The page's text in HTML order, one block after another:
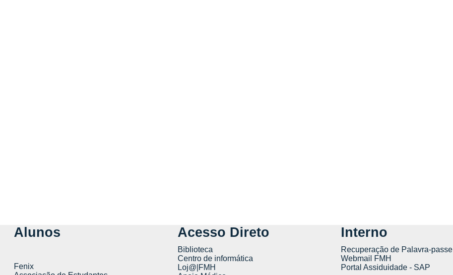
Alunos
Fenix
Acesso Direto
Biblioteca
Centro de informática
Loj@|FMH
Interno
Recuperação de Palavra-passe
Webmail FMH
Portal Assiduidade - SAP